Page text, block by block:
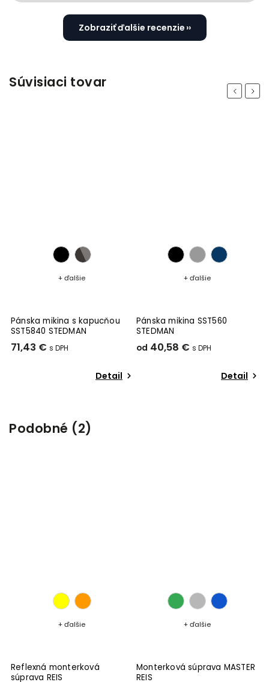
Zobraziť ďalšie recenzie
Súvisiaci tovar Previous
+ ďalšie
Pánska mikina s kapucňou
SST5840 STEDMAN
71,43 €
Detail
+ ďalšie
Pánska mikina SST560
STEDMAN
od 40,58 €
Detail
Next
Podobné (2)
+ ďalšie
Reflexná monterková
súprava REIS
+ ďalšie
Monterková súprava MASTER
REIS